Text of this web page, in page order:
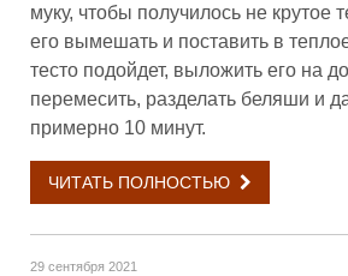
муку, чтобы получилось не крутое
его вымешать и поставить в
тесто подойдет, выложить его на
перемесить, разделать беляши и
примерно 10 минут.
ЧИТАТЬ ПОЛНОСТЬЮ
29 сентября 2021